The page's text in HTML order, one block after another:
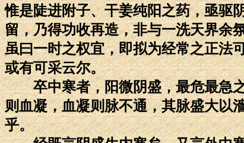
惟是陡进附子、干姜纯阳之药，亟驱
留，乃得功收再造，非与一洗天界余
虽曰一时之权宜，即拟为经常之正法
或有可采云尔。
卒中寒者，阳微阴盛，最危最急之
则血凝，血凝则脉不通，其脉盛大以
乎。